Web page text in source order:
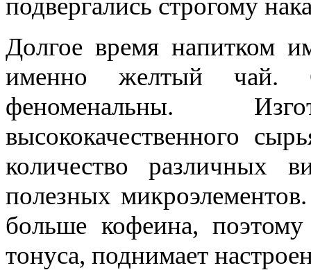
Долгое время напитком
именно желтый чай.
феноменальны.
высококачественного
количество различных
полезных
больше кофеина,
тонуса, поднимает